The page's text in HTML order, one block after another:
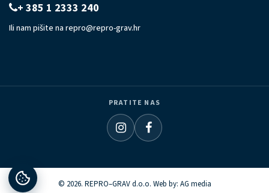
+ 385 1 2333 240
Ili nam pišite na repro@repro-grav.hr
PRATITE NAS
© 2026. REPRO–GRAV d.o.o. Web by: AG media